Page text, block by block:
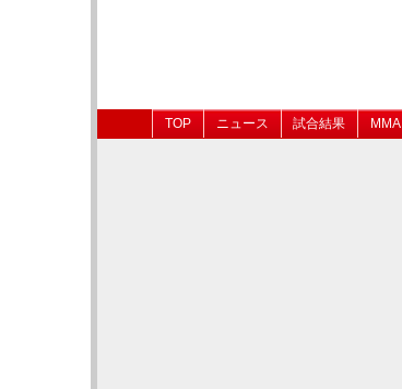
TOP ニュース 試合結果 MMA